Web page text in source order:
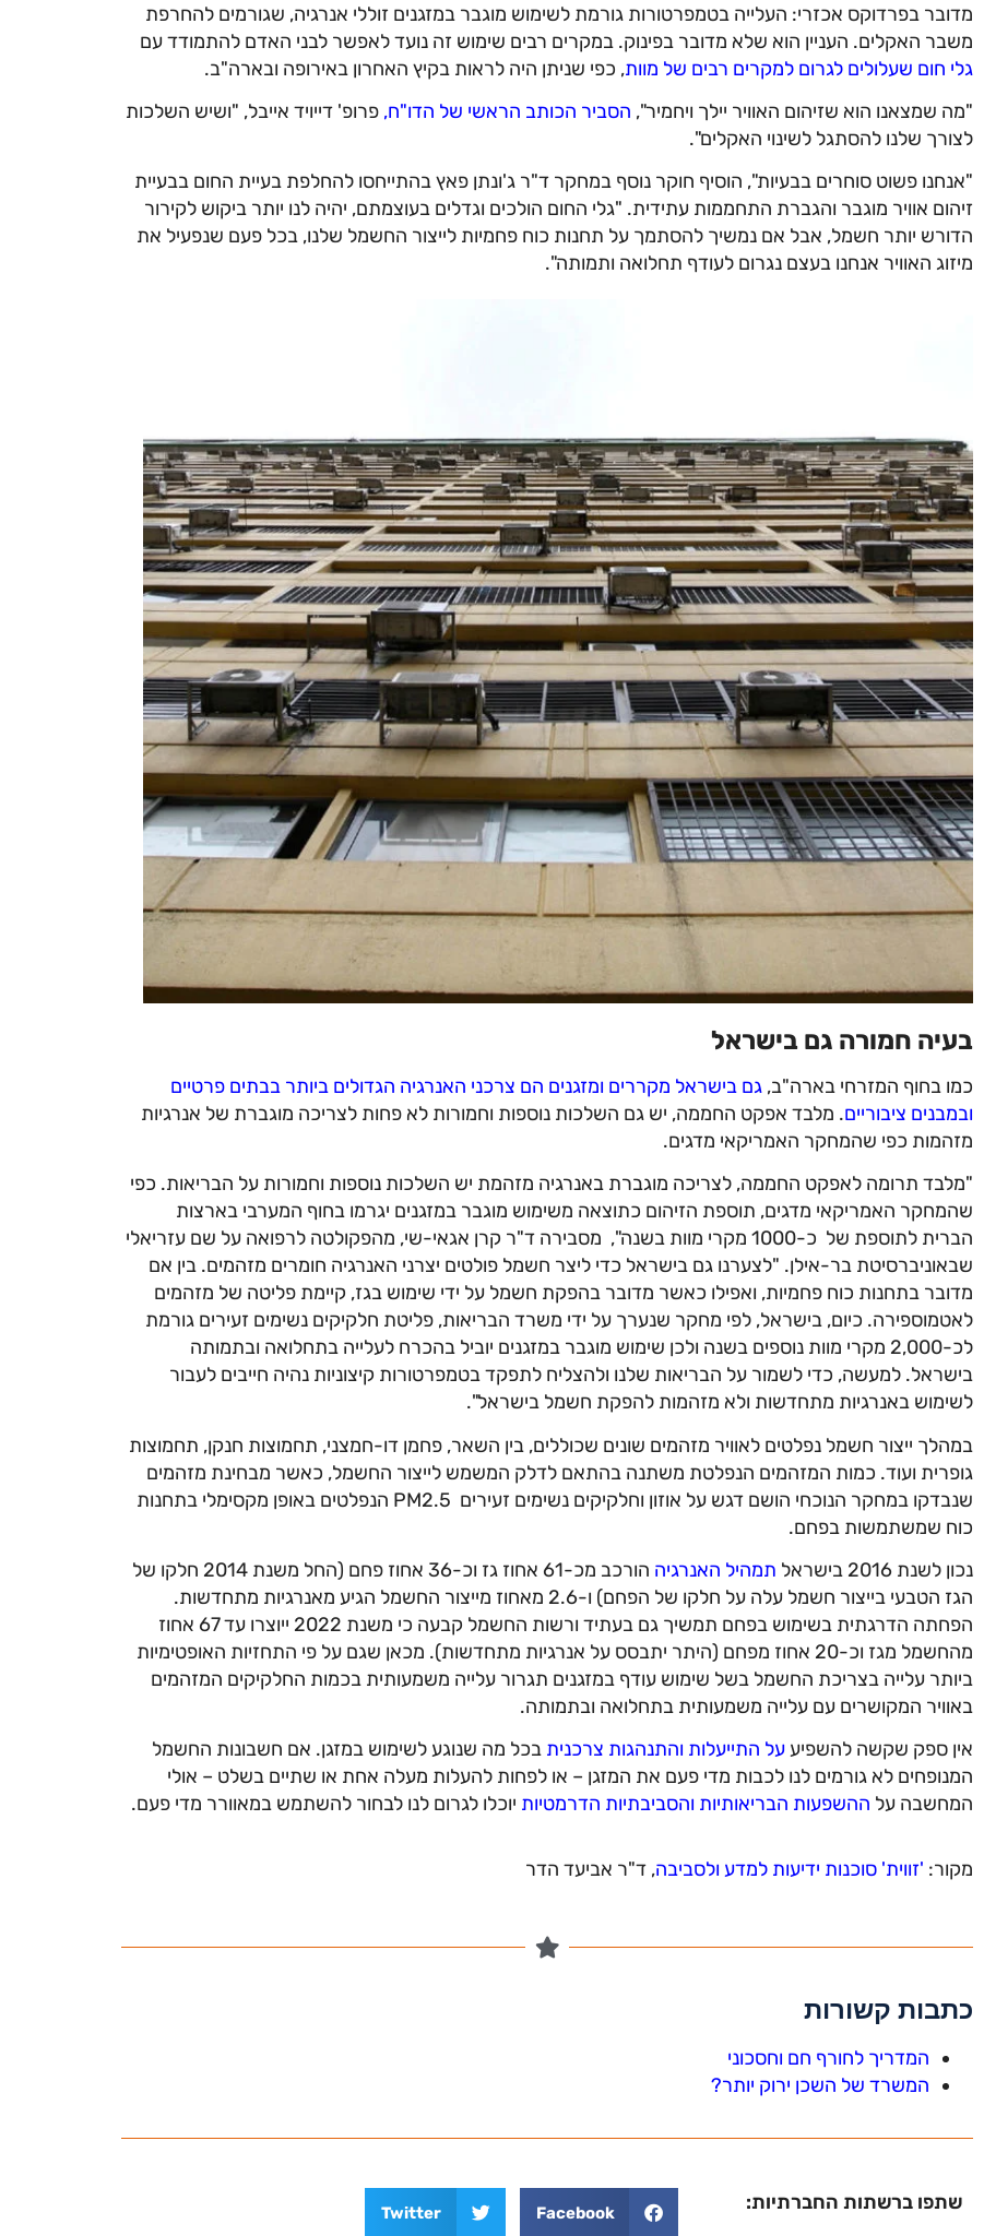
מדובר בפרדוקס אכזרי: העלייה בטמפרטורות גורמת לשימוש מוגבר במזגנים זוללי אנרגיה, שגורמים להחרפת
משבר האקלים. העניין הוא שלא מדובר בפינוק. במקרים רבים שימוש זה נועד לאפשר לבני האדם להתמודד עם
גלי חום שעלולים לגרום למקרים רבים של מוות, כפי שניתן היה לראות בקיץ האחרון באירופה ובארה"ב.
"מה שמצאנו הוא שזיהום האוויר יילך ויחמיר", הסביר הכותב הראשי של הדו"ח, פרופ' דייויד אייבל, "ושיש השלכות
לצורך שלנו להסתגל לשינוי האקלים".
"אנחנו פשוט סוחרים בבעיות", הוסיף חוקר נוסף במחקר ד"ר ג'ונתן פאץ בהתייחסו להחלפת בעיית החום בבעיית
זיהום אוויר מוגבר והגברת התחממות עתידית. "גלי החום הולכים וגדלים בעוצמתם, יהיה לנו יותר ביקוש לקירור
הדורש יותר חשמל, אבל אם נמשיך להסתמך על תחנות כוח פחמיות לייצור החשמל שלנו, בכל פעם שנפעיל את
מיזוג האוויר אנחנו בעצם נגרום לעודף תחלואה ותמותה".
בעיה חמורה גם בישראל
כמו בחוף המזרחי בארה"ב, גם בישראל מקררים ומזגנים הם צרכני האנרגיה הגדולים ביותר בבתים פרטיים
ובמבנים ציבוריים. מלבד אפקט החממה, יש גם השלכות נוספות וחמורות לא פחות לצריכה מוגברת של אנרגיות
מזהמות כפי שהמחקר האמריקאי מדגים.
"מלבד תרומה לאפקט החממה, לצריכה מוגברת באנרגיה מזהמת יש השלכות נוספות וחמורות על הבריאות. כפי
שהמחקר האמריקאי מדגים, תוספת הזיהום כתוצאה משימוש מוגבר במזגנים יגרמו בחוף המערבי בארצות
הברית לתוספת של כ-1000 מקרי מוות בשנה", מסבירה ד"ר קרן אגאי-שי, מהפקולטה לרפואה על שם עזריאלי
שבאוניברסיטת בר-אילן. "לצערנו גם בישראל כדי ליצר חשמל פולטים יצרני האנרגיה חומרים מזהמים. בין אם
מדובר בתחנות כוח פחמיות, ואפילו כאשר מדובר בהפקת חשמל על ידי שימוש בגז, קיימת פליטה של מזהמים
לאטמוספירה. כיום, בישראל, לפי מחקר שנערך על ידי משרד הבריאות, פליטת חלקיקים נשימים זעירים גורמת
לכ-2,000 מקרי מוות נוספים בשנה ולכן שימוש מוגבר במזגנים יוביל בהכרח לעלייה בתחלואה ובתמותה
בישראל. למעשה, כדי לשמור על הבריאות שלנו ולהצליח לתפקד בטמפרטורות קיצוניות נהיה חייבים לעבור
לשימוש באנרגיות מתחדשות ולא מזהמות להפקת חשמל בישראל".
במהלך ייצור חשמל נפלטים לאוויר מזהמים שונים שכוללים, בין השאר, פחמן דו-חמצני, תחמוצות חנקן, תחמוצות
גופרית ועוד. כמות המזהמים הנפלטת משתנה בהתאם לדלק המשמש לייצור החשמל, כאשר מבחינת מזהמים
שנבדקו במחקר הנוכחי הושם דגש על אוזון וחלקיקים נשימים זעירים PM2.5 הנפלטים באופן מקסימלי בתחנות
כוח שמשתמשות בפחם.
נכון לשנת 2016 בישראל
תמהיל האנרגיה
הורכב מכ-61 אחוז גז וכ-36 אחוז פחם (החל משנת 2014 חלקו של
הגז הטבעי בייצור חשמל עלה על חלקו של הפחם) ו-2.6 מאחוז מייצור החשמל הגיע מאנרגיות מתחדשות.
הפחתה הדרגתית בשימוש בפחם תמשיך גם בעתיד ורשות החשמל קבעה כי משנת 2022 ייוצרו עד 67 אחוז
מהחשמל מגז וכ-20 אחוז מפחם (היתר יתבסס על אנרגיות מתחדשות). מכאן שגם על פי התחזיות האופטימיות
ביותר עלייה בצריכת החשמל בשל שימוש עודף במזגנים תגרור עלייה משמעותית בכמות החלקיקים המזהמים
באוויר המקושרים עם עלייה משמעותית בתחלואה ובתמותה.
אין ספק שקשה להשפיע על התייעלות והתנהגות צרכנית בכל מה שנוגע לשימוש במזגן. אם חשבונות החשמל
המנופחים לא גורמים לנו לכבות מדי פעם את המזגן – או לפחות להעלות מעלה אחת או שתיים בשלט – אולי
המחשבה על ההשפעות הבריאותיות והסביבתיות הדרמטיות יוכלו לגרום לנו לבחור להשתמש במאוורר מדי פעם.
מקור: 'זווית' סוכנות ידיעות למדע ולסביבה, ד"ר אביעד הדר
כתבות קשורות
המדריך לחורף חם וחסכוני
המשרד של השכן ירוק יותר?
שתפו ברשתות החברתיות: Facebook
Twitter